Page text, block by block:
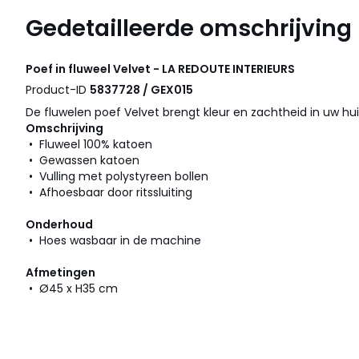
Gedetailleerde omschrijving
Poef in fluweel Velvet - LA REDOUTE INTERIEURS
Product-ID 5837728 / GEX015
De fluwelen poef Velvet brengt kleur en zachtheid in uw
Omschrijving
• Fluweel 100% katoen
• Gewassen katoen
• Vulling met polystyreen bollen
• Afhoesbaar door ritssluiting
Onderhoud
• Hoes wasbaar in de machine
Afmetingen
• Ø45 x H35 cm